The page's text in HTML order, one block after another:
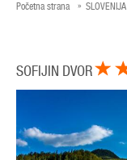
Početna strana SLOVENIJA
SOFIJIN DVOR